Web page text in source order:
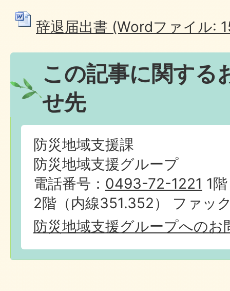
辞退届出書 (Wordファイル:
この記事に関する
せ先
防災地域支援課
防災地域支援グループ
電話番号： 0493-72-1221 1
2階（内線351.352） ファッ
防災地域支援グループへのお